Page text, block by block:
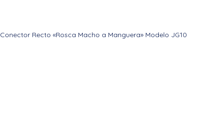
Conector Recto «Rosca Macho a Manguera» Modelo JG10